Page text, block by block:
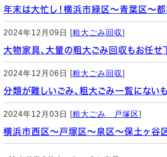
年末は大忙し！横浜市緑区～青葉区～
2024年12月09日 [粗大ごみ回収]
大物家具、大量の粗大ごみ回収もお任せ
2024年12月06日 [粗大ごみ回収]
分類が難しいごみ、粗大ごみ一覧にない
2024年12月03日 [粗大ごみ 戸塚区]
横浜市西区～戸塚区～泉区～保土ヶ谷